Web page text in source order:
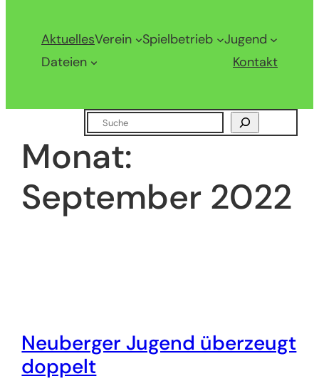
AktuellesVerein Spielbetrieb
Jugend
Dateien
Kontakt
Suchen
Monat:
September 2022
Neuberger Jugend überzeugt
doppelt